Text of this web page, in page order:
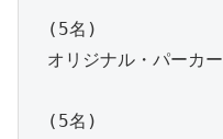
(5名)
オリジナル・パーカー
(5名)